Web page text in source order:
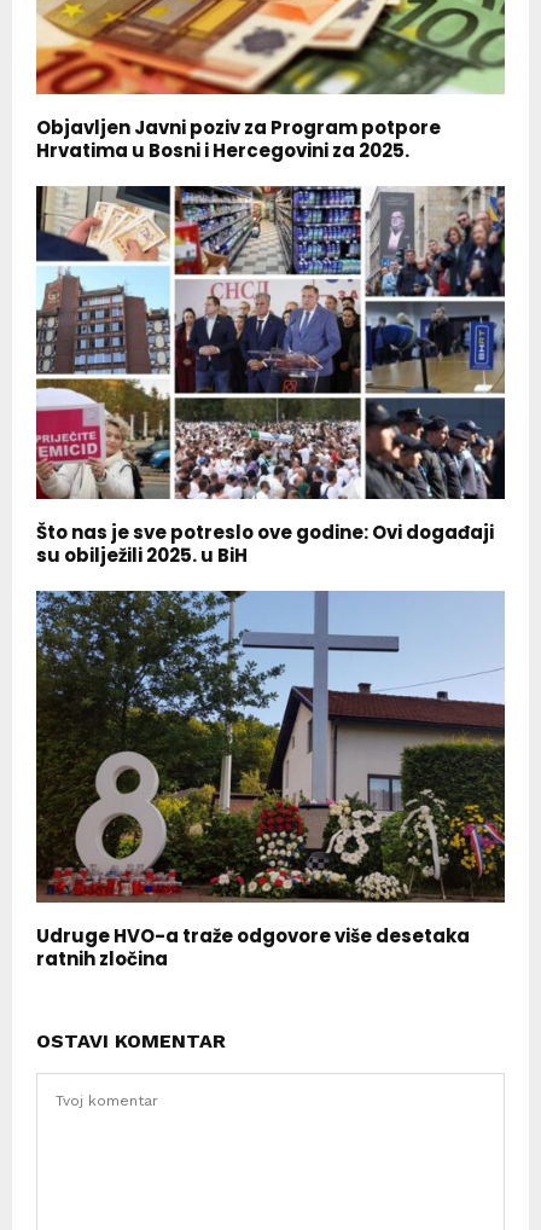
Objavljen Javni poziv za Program potpore
Hrvatima u Bosni i Hercegovini za 2025.
Što nas je sve potreslo ove godine: Ovi događaji
su obilježili 2025. u BiH
Udruge HVO-a traže odgovore više desetaka
ratnih zločina
OSTAVI KOMENTAR